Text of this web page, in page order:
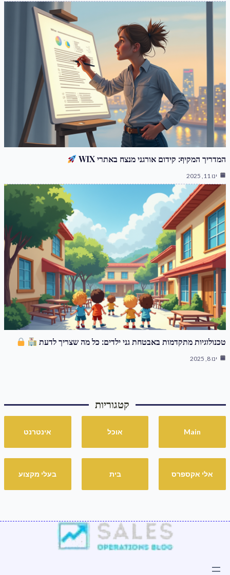
המדריך המקיף: קידום אורגני מנצח באתרי WIX
ינו 11, 2025
טכנולוגיות מתקדמות באבטחת גני ילדים: כל מה שצריך לדעת
ינו 8, 2025
קטגוריות
Main אוכל אינטרנט
אלי אקספרס בית בעלי מקצוע